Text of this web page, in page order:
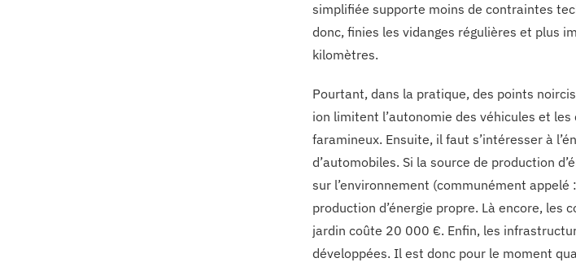
simplifiée supporte moins de contraintes
donc, finies les vidanges régulières et plus
kilomètres.
Pourtant, dans la pratique, des points
ion limitent l’autonomie des véhicules et
faramineux. Ensuite, il faut s’intéresser à
d’automobiles. Si la source de production
sur l’environnement (communément
production d’énergie propre. Là encore, les
jardin coûte 20 000 €. Enfin, les
développées. Il est donc pour le moment